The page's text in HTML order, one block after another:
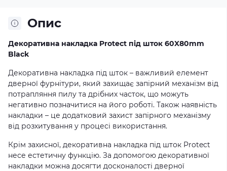
Опис
Декоративна накладка Protect під шток 60X80mm
Black
Декоративна накладка під шток – важливий елемент
дверної фурнітури, який захищає запірний механізм від
потрапляння пилу та дрібних часток, що можуть
негативно позначитися на його роботі. Також наявність
накладки – це додатковий захист запірного механізму
від розхитування у процесі використання.
Крім захисної, декоративна накладка під шток Protect
несе естетичну функцію. За допомогою декоративної
накладки можна досягти досконалості дверної